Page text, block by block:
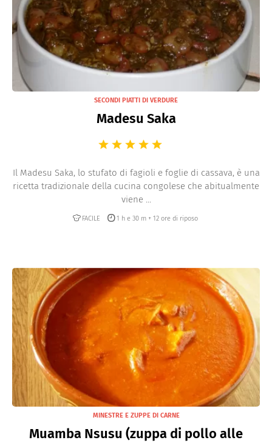
SECONDI PIATTI DI VERDURE
Madesu Saka
Il Madesu Saka, lo stufato di fagioli e foglie di cassava, è una
ricetta tradizionale della cucina congolese che abitualmente
viene ...
FACILE 1 h e 30 m + 12 ore di riposo
MINESTRE E ZUPPE DI CARNE
Muamba Nsusu (zuppa di pollo alle